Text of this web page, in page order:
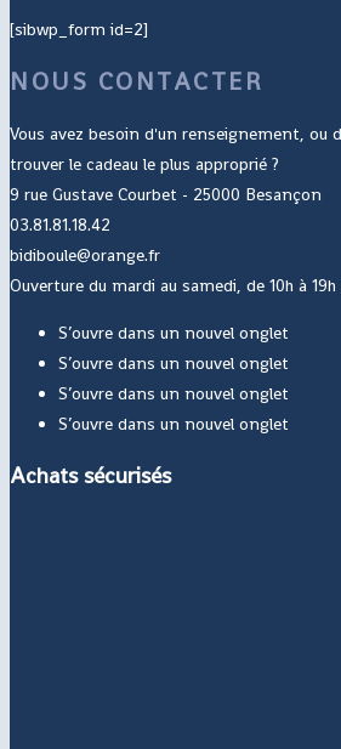
[sibwp_form id=2]
NOUS CONTACTER
Vous avez besoin d'un renseignement, ou
trouver le cadeau le plus approprié ?
9 rue Gustave Courbet - 25000 Besançon
03.81.81.18.42
bidiboule@orange.fr
Ouverture du mardi au samedi, de 10h à
S’ouvre dans un nouvel onglet
S’ouvre dans un nouvel onglet
S’ouvre dans un nouvel onglet
S’ouvre dans un nouvel onglet
Achats sécurisés